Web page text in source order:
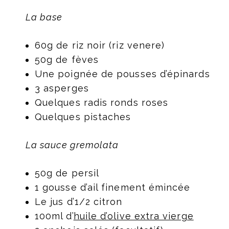
La base
60g de riz noir (riz venere)
50g de fèves
Une poignée de pousses d’épinards
3 asperges
Quelques radis ronds roses
Quelques pistaches
La sauce gremolata
50g de persil
1 gousse d’ail finement émincée
Le jus d’1/2 citron
100ml d’huile d’olive extra vierge